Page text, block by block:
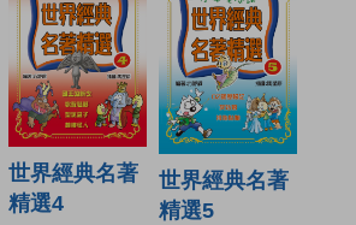
世界經典名著
精選4
世界經典名著
精選5